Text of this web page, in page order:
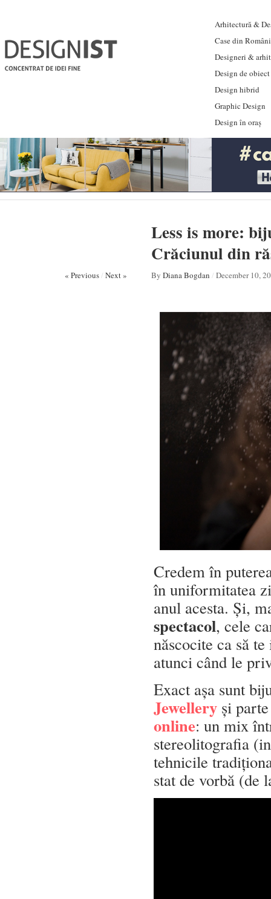
Arhitectură &
Case din
Designeri &
Design de obiect
Design hibrid
Graphic Design
Design în oraș
Less is more:
Crăciunul din
« Previous/ Next » By Diana Bogdan / December 10,
Credem în
în uniformitatea
anul acesta. Și,
spectacol, cele
născocite ca să
atunci când le
Exact așa sunt
Jewellery și
online: un mix
stereolitografia
tehnicile
stat de vorbă (de